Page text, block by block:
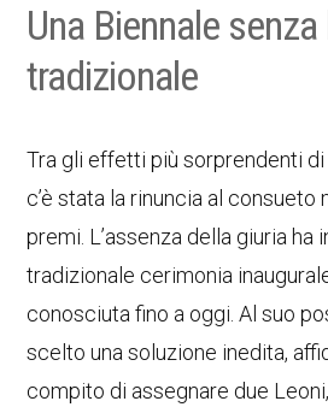
Una Biennale
tradizionale
Tra gli effetti più sorprendenti
c’è stata la rinuncia al
premi. L’assenza della giuria
tradizionale cerimonia
conosciuta fino a oggi. Al suo
scelto una soluzione inedita,
compito di assegnare due